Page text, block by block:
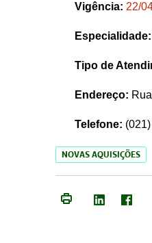
Vigência: 22/
Especialidade:
Tipo de
Endereço:
Telefone: (021)
NOVAS AQUISIÇÕES